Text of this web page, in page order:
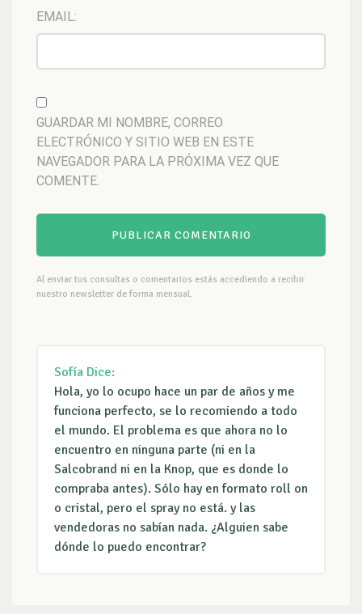
EMAIL:
GUARDAR MI NOMBRE, CORREO
ELECTRÓNICO Y SITIO WEB EN ESTE
NAVEGADOR PARA LA PRÓXIMA VEZ QUE
COMENTE.
Al enviar tus consultas o comentarios estás accediendo a recibir
nuestro newsletter de forma mensual.
Sofía Dice:
Hola, yo lo ocupo hace un par de años y me
funciona perfecto, se lo recomiendo a todo
el mundo. El problema es que ahora no lo
encuentro en ninguna parte (ni en la
Salcobrand ni en la Knop, que es donde lo
compraba antes). Sólo hay en formato roll on
o cristal, pero el spray no está. y las
vendedoras no sabían nada. ¿Alguien sabe
dónde lo puedo encontrar?